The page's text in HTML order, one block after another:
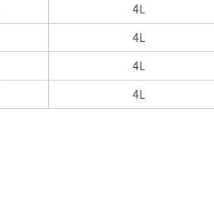
4L
4L
4L
4L